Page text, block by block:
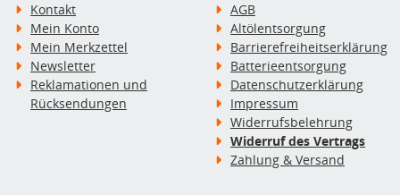
Kontakt
Mein Konto
Mein Merkzettel
Newsletter
Reklamationen und
Rücksendungen
AGB
Altölentsorgung
Barrierefreiheitserklärung
Batterieentsorgung
Datenschutzerklärung
Impressum
Widerrufsbelehrung
Widerruf des Vertrags
Zahlung & Versand